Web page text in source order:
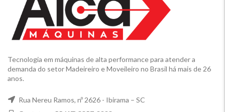
Tecnologia em máquinas de alta performance para atender a
demanda do setor Madeireiro e Moveileiro no Brasil há mais de 26
anos.
Rua Nereu Ramos, nº 2626 - Ibirama – SC